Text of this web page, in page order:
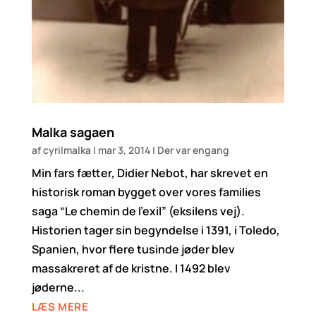
Malka sagaen
afcyrilmalka | mar 3, 2014| Der var engang
Min fars fætter, Didier Nebot, har skrevet en
historisk roman bygget over vores families
saga “Le chemin de l’exil” (eksilens vej).
Historien tager sin begyndelse i 1391, i Toledo,
Spanien, hvor flere tusinde jøder blev
massakreret af de kristne. I 1492 blev
jøderne...
LÆS MERE